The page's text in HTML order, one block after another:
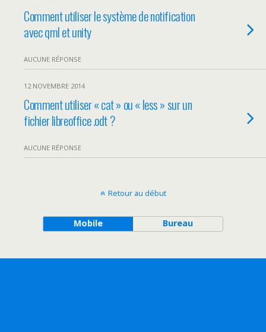
Comment utiliser le système de notification
avec qml et unity
AUCUNE RÉPONSE
12 NOVEMBRE 2014
Comment utiliser « cat » ou « less » sur un
fichier libreoffice .odt ?
AUCUNE RÉPONSE
Retour au début
Mobile Bureau